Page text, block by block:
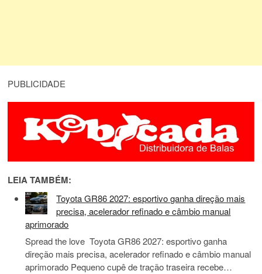
PUBLICIDADE
LEIA TAMBÉM:
Toyota GR86 2027: esportivo ganha direção mais
precisa, acelerador refinado e câmbio manual
aprimorado
Spread the love Toyota GR86 2027: esportivo ganha
direção mais precisa, acelerador refinado e câmbio manual
aprimorado Pequeno cupê de tração traseira recebe…